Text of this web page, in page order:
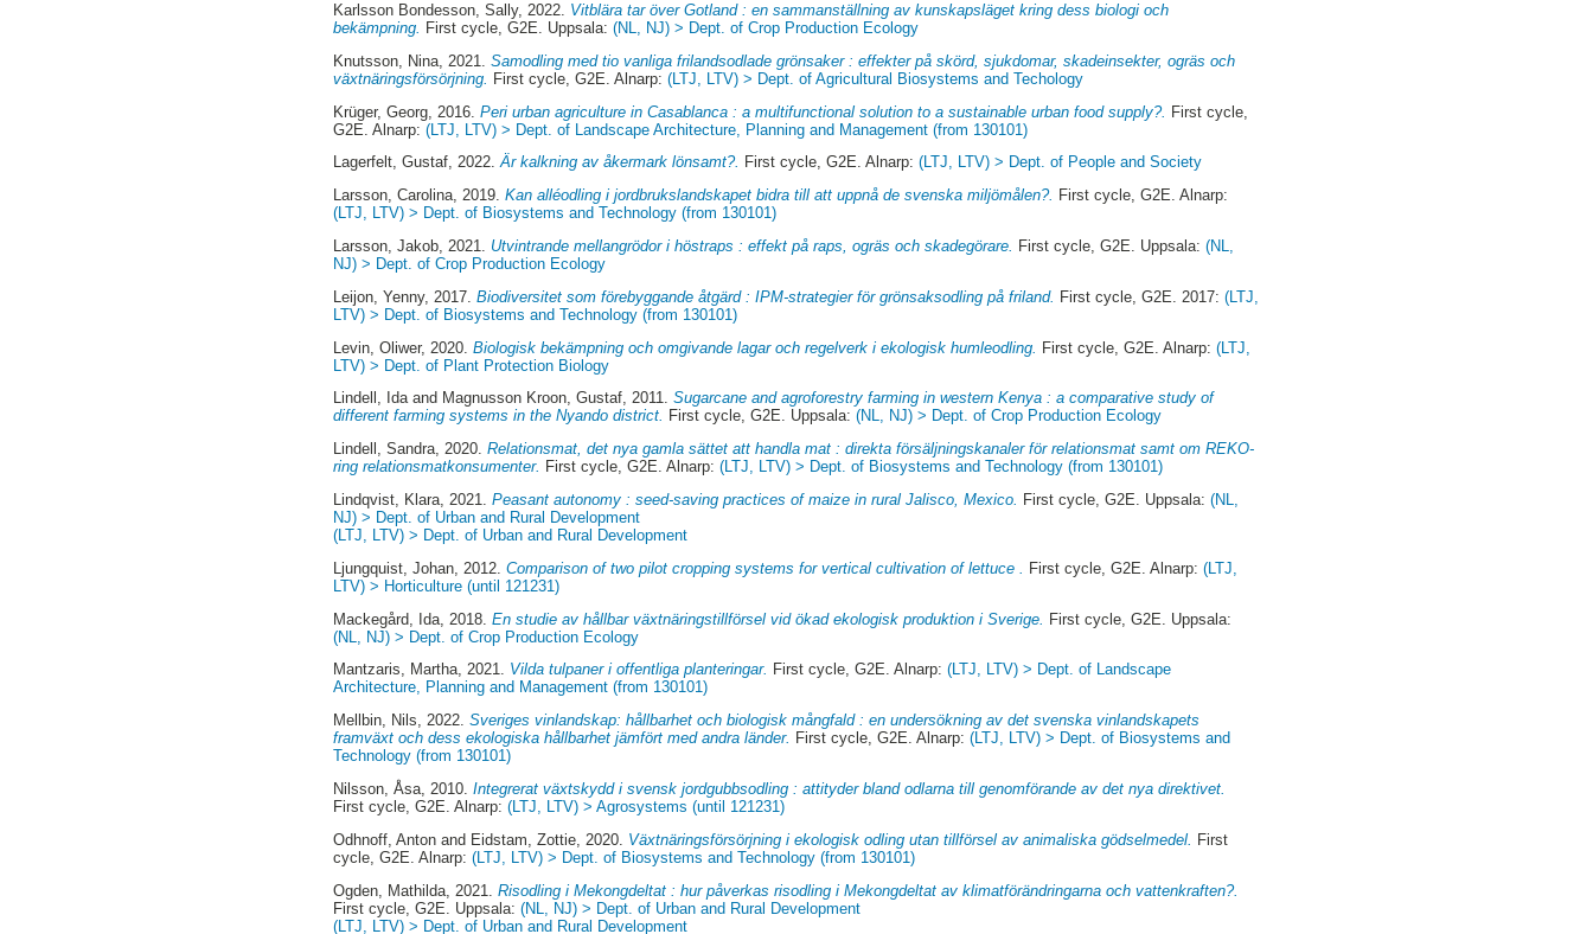
Karlsson Bondesson, Sally, 2022. Vitblära tar över Gotland : en sammanställning av kunskapsläget kring dess biologi och
bekämpning. First cycle, G2E. Uppsala:(NL, NJ) > Dept. of Crop Production Ecology
Knutsson, Nina , 2021.Samodling med tio vanliga frilandsodlade grönsaker : effekter på skörd, sjukdomar, skadeinsekter, ogräs och
växtnäringsförsörjning.
First cycle, G2E. Alnarp:(LTJ, LTV) > Dept. of Agricultural Biosystems and Techology
Krüger, Georg , 2016.Peri urban agriculture in Casablanca : a multifunctional solution to a sustainable urban food supply?. First cycle,
G2E. Alnarp:(LTJ, LTV) > Dept. of Landscape Architecture, Planning and Management (from 130101)
Lagerfelt, Gustaf, 2022.Är kalkning av åkermark lönsamt?. First cycle, G2E. Alnarp:(LTJ, LTV) > Dept. of People and Society
Larsson, Carolina, 2019.Kan alléodling i jordbrukslandskapet bidra till att uppnå de svenska miljömålen?. First cycle, G2E. Alnarp:
(LTJ, LTV) > Dept. of Biosystems and Technology (from 130101)
Larsson, Jakob, 2021. Utvintrande mellangrödor i höstraps : effekt på raps, ogräs och skadegörare. First cycle, G2E. Uppsala:(NL,
NJ) > Dept. of Crop Production Ecology
Leijon, Yenny, 2017.Biodiversitet som förebyggande åtgärd : IPM-strategier för grönsaksodling på friland. First cycle, G2E. 2017:(LTJ,
LTV) > Dept. of Biosystems and Technology (from 130101)
Levin, Oliwer, 2020.Biologisk bekämpning och omgivande lagar och regelverk i ekologisk humleodling. First cycle, G2E. Alnarp:(LTJ,
LTV) > Dept. of Plant Protection Biology
Lindell, Idaand Magnusson Kroon, Gustaf, 2011.Sugarcane and agroforestry farming in western Kenya : a comparative study of
different farming systems in the Nyando district. First cycle, G2E. Uppsala:(NL, NJ) > Dept. of Crop Production Ecology
Lindell, Sandra, 2020.Relationsmat, det nya gamla sättet att handla mat : direkta försäljningskanaler för relationsmat samt om REKO-
ring relationsmatkonsumenter. First cycle, G2E. Alnarp:(LTJ, LTV) > Dept. of Biosystems and Technology (from 130101)
Lindqvist, Klara, 2021.Peasant autonomy : seed-saving practices of maize in rural Jalisco, Mexico. First cycle, G2E. Uppsala:(NL,
NJ) > Dept. of Urban and Rural Development
(LTJ, LTV) > Dept. of Urban and Rural Development
Ljungquist, Johan , 2012.Comparison of two pilot cropping systems for vertical cultivation of lettuce . First cycle, G2E. Alnarp:(LTJ,
LTV) > Horticulture (until 121231)
Mackegård, Ida , 2018.En studie av hållbar växtnäringstillförsel vid ökad ekologisk produktion i Sverige. First cycle, G2E. Uppsala:
(NL, NJ) > Dept. of Crop Production Ecology
Mantzaris, Martha, 2021. Vilda tulpaner i offentliga planteringar. First cycle, G2E. Alnarp:(LTJ, LTV) > Dept. of Landscape
Architecture, Planning and Management (from 130101)
Mellbin, Nils, 2022.Sveriges vinlandskap: hållbarhet och biologisk mångfald : en undersökning av det svenska vinlandskapets
framväxt och dess ekologiska hållbarhet jämfört med andra länder. First cycle, G2E. Alnarp:(LTJ, LTV) > Dept. of Biosystems and
Technology (from 130101)
Nilsson, Åsa , 2010.Integrerat växtskydd i svensk jordgubbsodling : attityder bland odlarna till genomförande av det nya direktivet.
First cycle, G2E. Alnarp:(LTJ, LTV) > Agrosystems (until 121231)
Odhnoff, Anton and Eidstam, Zottie , 2020. Växtnäringsförsörjning i ekologisk odling utan tillförsel av animaliska gödselmedel.
First
cycle, G2E. Alnarp:(LTJ, LTV) > Dept. of Biosystems and Technology (from 130101)
Ogden, Mathilda , 2021.Risodling i Mekongdeltat : hur påverkas risodling i Mekongdeltat av klimatförändringarna och vattenkraften?.
First cycle, G2E. Uppsala:(NL, NJ) > Dept. of Urban and Rural Development
(LTJ, LTV) > Dept. of Urban and Rural Development